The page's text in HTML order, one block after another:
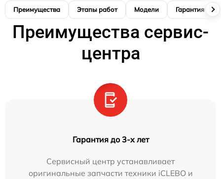
Преимущества Этапы работ Модели Гарантия
Преимущества сервис-
центра
Гарантия до 3-х лет
Сервисный центр устанавливает
оригинальные запчасти техники iCLEBO и